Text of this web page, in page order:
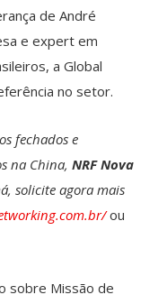
de André
e expert em
a Global
no setor.
fechados e
na China, NRF Nova
solicite agora mais
ou
sobre Missão de